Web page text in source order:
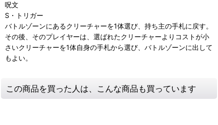
呪文
S・トリガー
バトルゾーンにあるクリーチャーを1体選び、持ち主の手札に戻す。
その後、そのプレイヤーは、選ばれたクリーチャーよりコストが小
さいクリーチャーを1体自身の手札から選び、バトルゾーンに出して
もよい。
この商品を買った人は、こんな商品も買っています